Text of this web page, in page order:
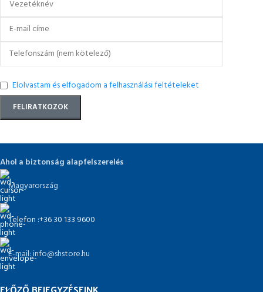
Elolvastam és elfogadom a felhasználási feltételeket
Ahol a biztonság alapfelszerelés
Magyarország
Telefon :+36 30 133 9600
E-mail: info@shstore.hu